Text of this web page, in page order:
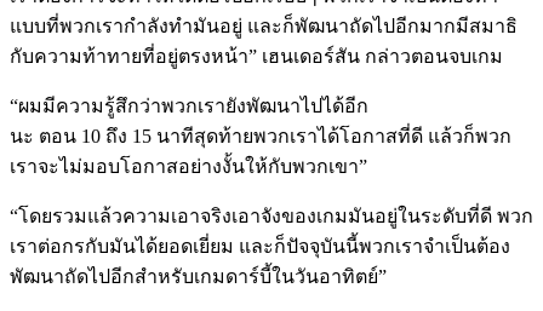
แบบที่พวกเรากำลังทำมันอยู่ และก็พัฒนาถัดไปอีกมากมีสมาธิ
กับความท้าทายที่อยู่ตรงหน้า” เฮนเดอร์สัน กล่าวตอนจบเกม
“ผมมีความรู้สึกว่าพวกเรายังพัฒนาไปได้อีก
นะ ตอน 10 ถึง 15 นาทีสุดท้ายพวกเราได้โอกาสที่ดี แล้วก็พวก
เราจะไม่มอบโอกาสอย่างงั้นให้กับพวกเขา”
“โดยรวมแล้วความเอาจริงเอาจังของเกมมันอยู่ในระดับที่ดี พวก
เราต่อกรกับมันได้ยอดเยี่ยม และก็ปัจจุบันนี้พวกเราจำเป็นต้อง
พัฒนาถัดไปอีกสำหรับเกมดาร์บี้ในวันอาทิตย์”